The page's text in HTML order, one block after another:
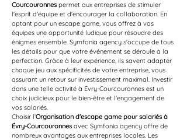
Courcouronnes permet aux entreprises de stimuler
l'esprit d'équipe et d'encourager la collaboration. En
optant pour un escape game, vous offrez à vos
équipes une opportunité ludique pour résoudre des
énigmes ensemble. Symfonia agency s'occupe de tous
les détails pour que votre événement se déroule à la
perfection. Grâce à leur expérience, ils savent adapter
chaque jeu aux spécificités de votre entreprise, vous
assurant un retour sur investissement maximal. Investir
dans une telle activité à Évry-Courcouronnes est un
choix judicieux pour le bien-être et l'engagement de
vos salariés.
Choisir l’Organisation d'escape game pour salariés à
Évry-Courcouronnes avec Symfonia agency offre de
nombreux avantages aux entreprises locales. Les